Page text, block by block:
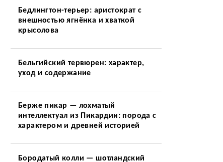
Бедлингтон-терьер: аристократ с
внешностью ягнёнка и хваткой
крысолова
Бельгийский тервюрен: характер,
уход и содержание
Берже пикар — лохматый
интеллектуал из Пикардии: порода с
характером и древней историей
Бородатый колли — шотландский